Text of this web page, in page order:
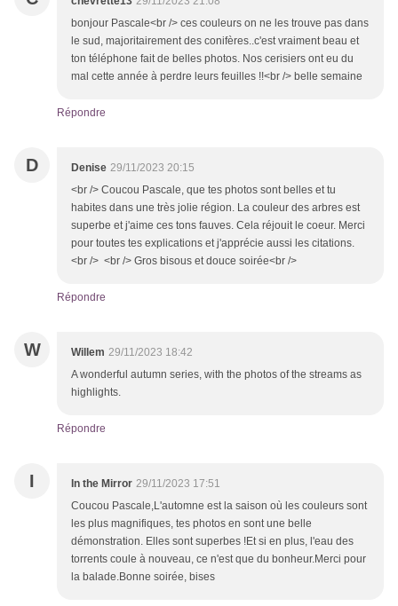
bonjour Pascale<br /> ces couleurs on ne les trouve pas dans
le sud, majoritairement des conifères..c'est vraiment beau et
ton téléphone fait de belles photos. Nos cerisiers ont eu du
mal cette année à perdre leurs feuilles !!<br /> belle semaine
Répondre
D Denise 29/11/2023 20:15
<br /> Coucou Pascale, que tes photos sont belles et tu
habites dans une très jolie région. La couleur des arbres est
superbe et j'aime ces tons fauves. Cela réjouit le coeur. Merci
pour toutes tes explications et j'apprécie aussi les citations.
<br /> <br /> Gros bisous et douce soirée<br />
Répondre
W Willem 29/11/2023 18:42
A wonderful autumn series, with the photos of the streams as
highlights.
Répondre
I In the Mirror 29/11/2023 17:51
Coucou Pascale,L'automne est la saison où les couleurs sont
les plus magnifiques, tes photos en sont une belle
démonstration. Elles sont superbes !Et si en plus, l'eau des
torrents coule à nouveau, ce n'est que du bonheur.Merci pour
la balade.Bonne soirée, bises